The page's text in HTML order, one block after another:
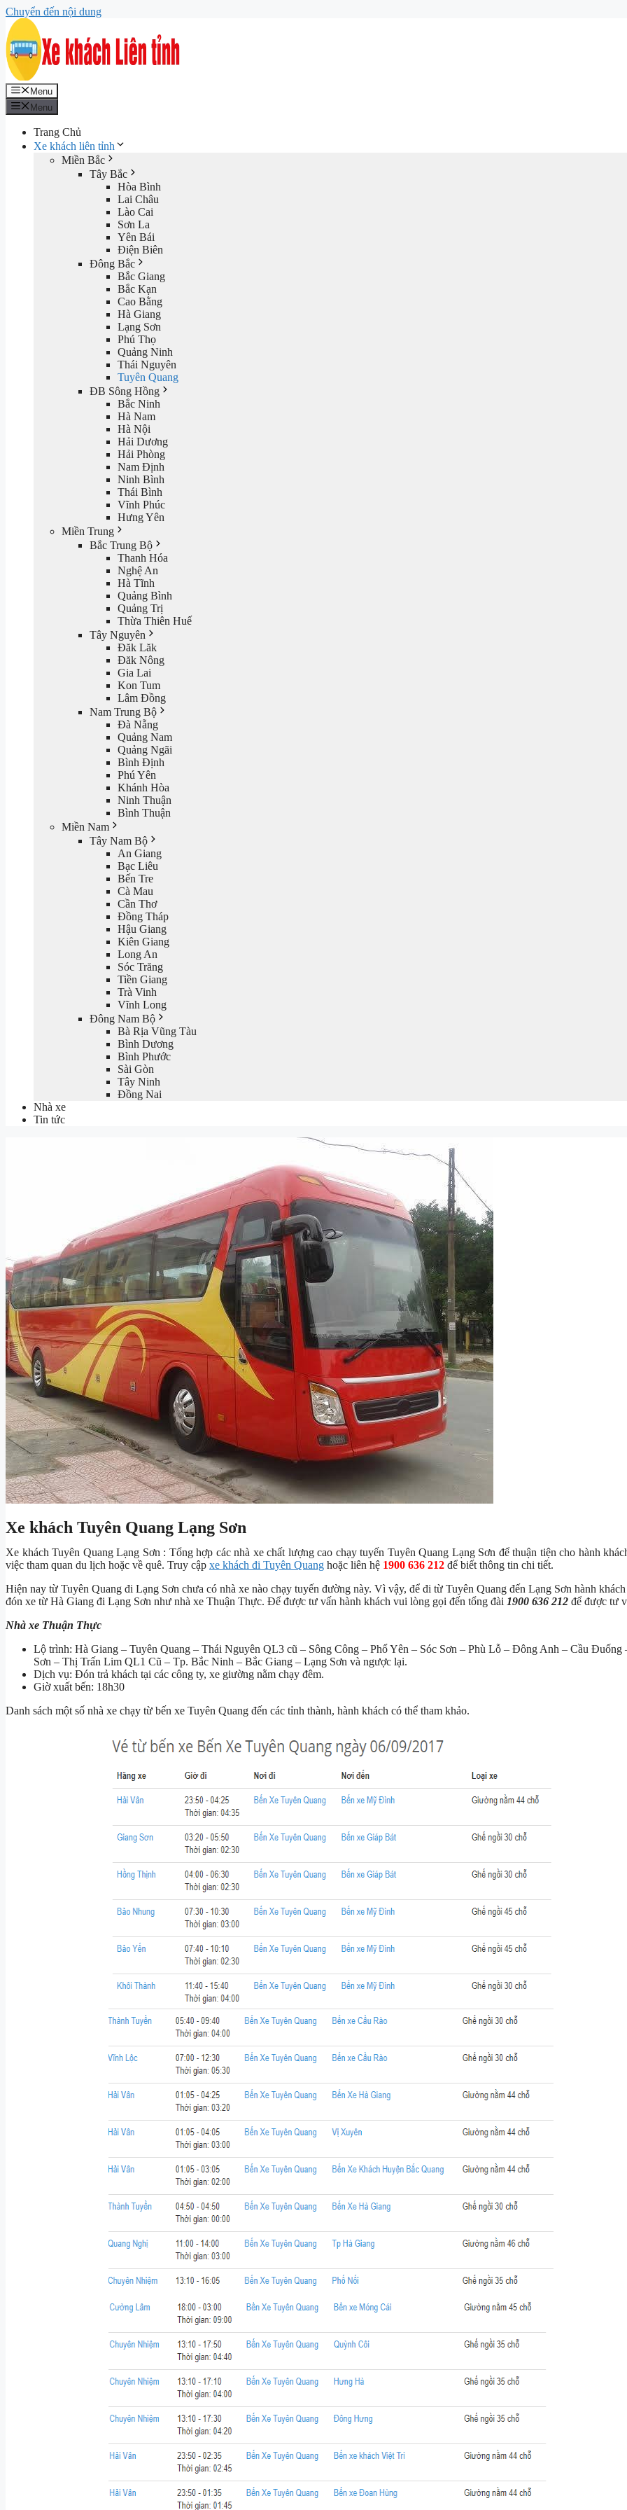
Chuyển đến nội dung
Menu
Menu
Trang Chủ
Xe khách liên tỉnh
Miền Bắc
Tây Bắc
Hòa Bình
Lai Châu
Lào Cai
Sơn La
Yên Bái
Điện Biên
Đông Bắc
Bắc Giang
Bắc Kạn
Cao Bằng
Hà Giang
Lạng Sơn
Phú Thọ
Quảng Ninh
Thái Nguyên
Tuyên Quang
ĐB Sông Hồng
Bắc Ninh
Hà Nam
Hà Nội
Hải Dương
Hải Phòng
Nam Định
Ninh Bình
Thái Bình
Vĩnh Phúc
Hưng Yên
Miền Trung
Bắc Trung Bộ
Thanh Hóa
Nghệ An
Hà Tĩnh
Quảng Bình
Quảng Trị
Thừa Thiên Huế
Tây Nguyên
Đăk Lăk
Đăk Nông
Gia Lai
Kon Tum
Lâm Đồng
Nam Trung Bộ
Đà Nẵng
Quảng Nam
Quảng Ngãi
Bình Định
Phú Yên
Khánh Hòa
Ninh Thuận
Bình Thuận
Miền Nam
Tây Nam Bộ
An Giang
Bạc Liêu
Bến Tre
Cà Mau
Cần Thơ
Đồng Tháp
Hậu Giang
Kiên Giang
Long An
Sóc Trăng
Tiền Giang
Trà Vinh
Vĩnh Long
Đông Nam Bộ
Bà Rịa Vũng Tàu
Bình Dương
Bình Phước
Sài Gòn
Tây Ninh
Đồng Nai
Nhà xe
Tin tức
Xe khách Tuyên Quang Lạng Sơn
Xe khách Tuyên Quang Lạng Sơn : Tổng hợp các nhà xe chất lượng cao chạy tuyến Tuyên Quang Lạng Sơn để thuận tiện cho hành
việc tham quan du lịch hoặc về quê. Truy cập xe khách đi Tuyên Quang hoặc liên hệ 1900 636 212 để biết thông tin chi tiết.
Hiện nay từ Tuyên Quang đi Lạng Sơn chưa có nhà xe nào chạy tuyến đường này. Vì vậy, để đi từ Tuyên Quang đến Lạng Sơn hành
đón xe từ Hà Giang đi Lạng Sơn như nhà xe Thuận Thực. Để được tư vấn hành khách vui lòng gọi đến tổng đài 1900 636 212 để được tư
Nhà xe Thuận Thực
Lộ trình: Hà Giang – Tuyên Quang – Thái Nguyên QL3 cũ – Sông Công – Phổ Yên – Sóc Sơn – Phù Lỗ – Đông Anh – Cầu Đuống
Sơn – Thị Trấn Lim QL1 Cũ – Tp. Bắc Ninh – Bắc Giang – Lạng Sơn và ngược lại.
Dịch vụ: Đón trả khách tại các công ty, xe giường nằm chạy đêm.
Giờ xuất bến: 18h30
Danh sách một số nhà xe chạy từ bến xe Tuyên Quang đến các tỉnh thành, hành khách có thể tham khảo.